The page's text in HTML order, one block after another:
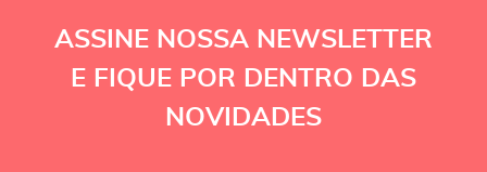
ASSINE NOSSA NEWSLETTER
E FIQUE POR DENTRO DAS
NOVIDADES